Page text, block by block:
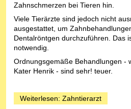
Zahnschmerzen bei Tieren hin.
Viele Tierärzte sind jedoch nicht
ausgestattet, um
Dentalröntgen durchzuführen. Das
notwendig.
Ordnungsgemäße Behandlungen -
Kater Henrik - sind sehr! teuer.
Weiterlesen: Zahntierarzt